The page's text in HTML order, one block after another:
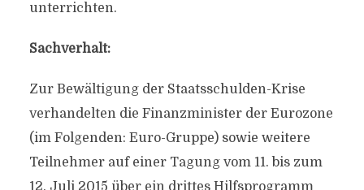
unterrichten.
Sachverhalt:
Zur Bewältigung der Staatsschulden-Krise
verhandelten die Finanzminister der Eurozone
(im Folgenden: Euro-Gruppe) sowie weitere
Teilnehmer auf einer Tagung vom 11. bis zum
12. Juli 2015 über ein drittes Hilfsprogramm